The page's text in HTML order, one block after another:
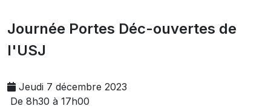
Journée Portes Déc-ouvertes de
l'USJ
Jeudi 7 décembre 2023
De 8h30 à 17h00